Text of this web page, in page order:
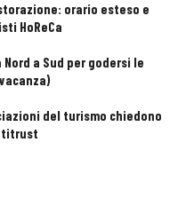
orario esteso e
HoReCa
a Sud per godersi le
del turismo chiedono